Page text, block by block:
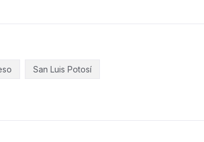
San Luis Potosí